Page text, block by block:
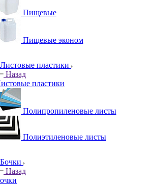
Пищевые
Пищевые эконом
Листовые пластики
Назад
пластики
Полипропиленовые листы
Полиэтиленовые листы
Бочки
Назад